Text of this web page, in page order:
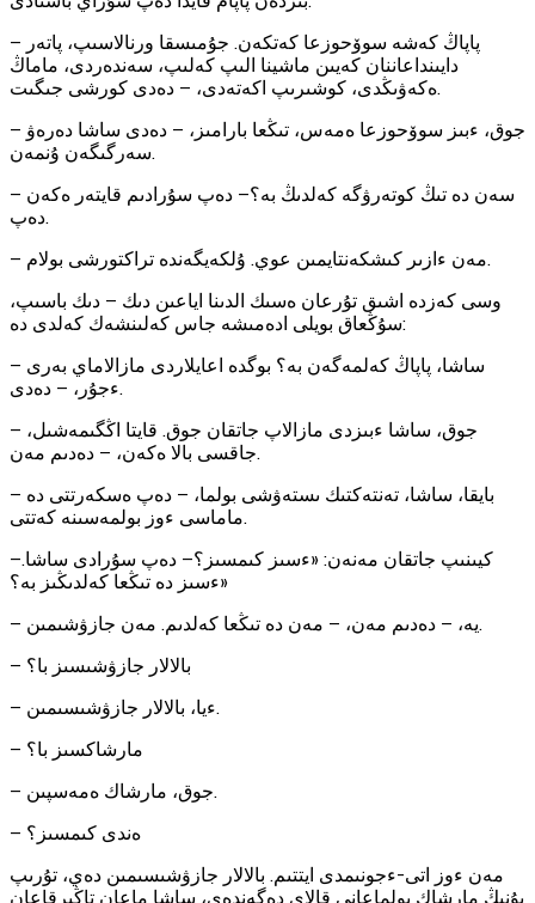
— پاپاڭ كەشە سوۆحوزعا كەتكەن. جۇمىسقا ورنالاسىپ، پاتەر
دايىنداعاننان كەيىن ماشينا الىپ كەلىپ، سەندەردى، ماماڭ
ەكەۋىڭدى، كوشىرىپ اكەتەدى، — دەدى كورشى جىگىت.
— جوق، ءبىز سوۆحوزعا ەمەس، تىڭعا بارامىز، — دەدى ساشا دەرەۋ
سەرگىگەن ۇنمەن.
— سەن دە تىڭ كوتەرۋگە كەلدىڭ بە؟— دەپ سۇرادىم قايتەر ەكەن
دەپ.
— مەن ءازىر كىشكەنتايمىن عوي. ۇلكەيگەندە تراكتورشى بولام.
وسى كەزدە اشىق تۇرعان ەسىك الدىنا اياعىن دىك — دىك باسىپ،
سۇڭعاق بويلى ادەمىشە جاس كەلىنشەك كەلدى دە:
— ساشا، پاپاڭ كەلمەگەن بە؟ بوگدە اعايلاردى مازالاماي بەرى
ءجۇر، — دەدى.
— جوق، ساشا ءبىزدى مازالاپ جاتقان جوق. قايتا اڭگىمەشىل،
جاقسى بالا ەكەن، — دەدىم مەن.
— بايقا، ساشا، تەنتەكتىك ىستەۋشى بولما، — دەپ ەسكەرتتى دە
ماماسى ءوز بولمەسىنە كەتتى.
كيىنىپ جاتقان مەنەن: «ءسىز كىمسىز؟— دەپ سۇرادى ساشا.—
ءسىز دە تىڭعا كەلدىڭىز بە؟»
— يە، — دەدىم مەن، — مەن دە تىڭعا كەلدىم. مەن جازۋشىمىن.
— بالالار جازۋشىسىز با؟
— ءيا، بالالار جازۋشىسىمىن.
— مارشاكسىز با؟
— جوق، مارشاك ەمەسپىن.
— ەندى كىمسىز؟
مەن ءوز اتى-ءجونىمدى ايتتىم. بالالار جازۋشىسىمىن دەي، تۇرىپ
بۇنىڭ مارشاك بولماعانى قالاي دەگەندەي، ساشا ماعان تاڭىرقاعان